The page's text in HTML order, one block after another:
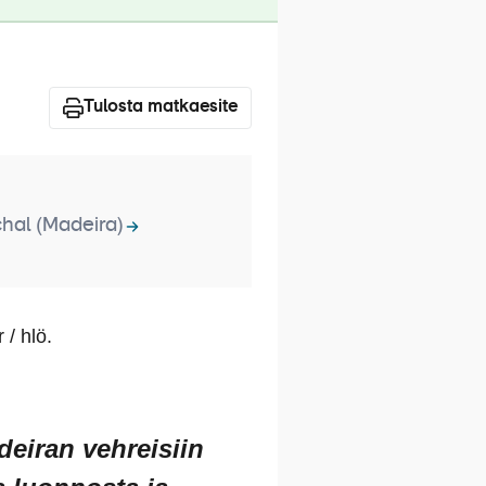
Tulosta matkaesite
(Madeira)
/ hlö.
vehreisiin